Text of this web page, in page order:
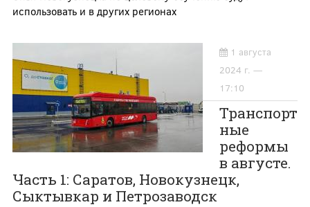
использовать и в других регионах
1 августа
2024 г. —
17:10
Транспорт
ные
реформы
в августе.
Часть 1: Саратов, Новокузнецк,
Сыктывкар и Петрозаводск